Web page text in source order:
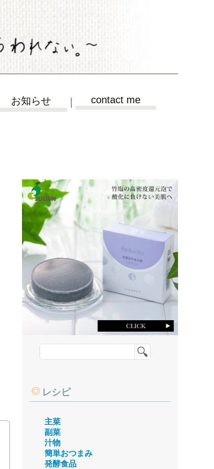
お知らせ contact me
レシピ
主菜
副菜
汁物
簡単おつまみ
発酵食品